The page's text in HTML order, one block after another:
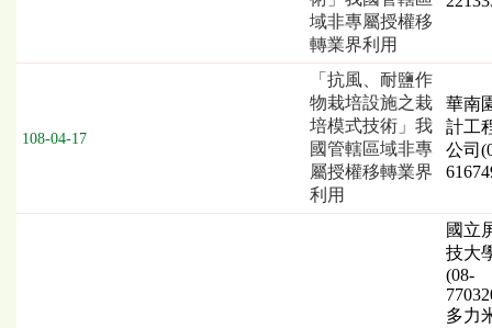
域非專屬授權移
轉業界利用
108-04-17
「抗風、耐鹽作
物栽培設施之栽
培模式技術」我
國管轄區域非專
屬授權移轉業界
利用
華南
計工
公司
國立
技大
(08-
多力